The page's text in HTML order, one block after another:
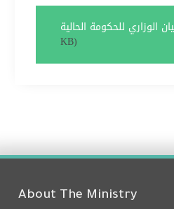
KB)
About The Ministry